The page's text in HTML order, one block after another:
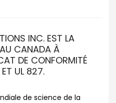
INC. EST LA
AU CANADA À
DE CONFORMITÉ
UL 827.
de science de la